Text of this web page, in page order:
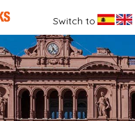
Switch to